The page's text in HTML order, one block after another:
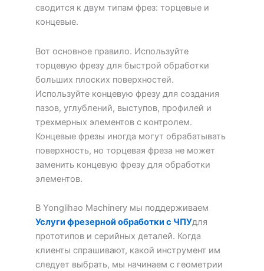
сводится к двум типам фрез: торцевые и
концевые.
Вот основное правило. Используйте
торцевую фрезу для быстрой обработки
больших плоских поверхностей.
Используйте концевую фрезу для создания
пазов, углублений, выступов, профилей и
трехмерных элементов с контролем.
Концевые фрезы иногда могут обрабатывать
поверхность, но торцевая фреза не может
заменить концевую фрезу для обработки
элементов.
В Yonglihao Machinery мы поддерживаем
Услуги фрезерной обработки с ЧПУдля
прототипов и серийных деталей. Когда
клиенты спрашивают, какой инструмент им
следует выбрать, мы начинаем с геометрии